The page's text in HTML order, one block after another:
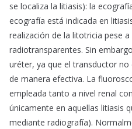
se localiza la litiasis): la
ecografía está indicada en
realización de la litotricia pese
radiotransparentes. Sin
uréter, ya que el transductor no
de manera efectiva. La
empleada tanto a nivel renal
únicamente en aquellas litiasis
mediante radiografía).